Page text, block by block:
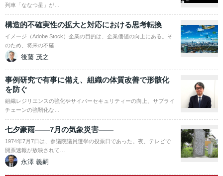
列車「ななつ星」が…
構造的不確実性の拡大と対応における思考転換
イメージ（Adobe Stock）企業の目的は、企業価値の向上にある。そ
のため、将来の不確…
後藤 茂之
事例研究で有事に備え、組織の体質改善で形骸化
を防ぐ
組織レジリエンスの強化やサイバーセキュリティーの向上、サプライ
チェーンの強靭化な…
七夕豪雨――7月の気象災害――
1974年7月7日は、参議院議員選挙の投票日であった。夜、テレビで
開票速報が放映されて…
永澤 義嗣